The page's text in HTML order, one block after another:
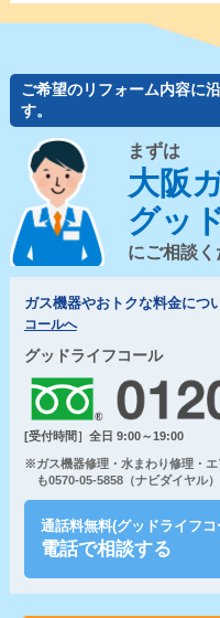
ご希望のリフォーム内容に
す。
まずは
大阪
グッ
にご相談く
ガス機器やおトクな料金につ
コールへ
グッドライフコール
[受付時間］全日 9:00～19:00
※ガス機器修理・水まわり修理・エ
も0570-05-5858（ナビダイヤル
通話料無料(グッドライフコ
電話で相談する